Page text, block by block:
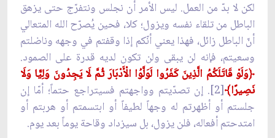
لكن لا بدّ من العمل. ليس الأمر أن نجلس ونتفرّج حتى يزهق
الباطل من تلقاء نفسه ويزول؛ كلا، فحين يُصرّح الله المتعالي
أنّ الباطل زائل، فهذا يعني أنّكم إذا وقفتم في وجهه وناضلتم
وسعيتم، فإنه لن يبقى ولن تكون لديه قدرة على الصمود.
﴿وَلَوْ قَاتَلَكُمُ الَّذِينَ كَفَرُوا لَوَلَّوُا الْأَدْبَارَ ثُمَّ لَا يَجِدُونَ وَلِيًّا وَلَا
نَصِيرًا﴾
[2]. إن تصدّيتم وواجهتم فسيتراجع حتماً؛ أمّا إن
جلستم أو أظهرتم له وجهاً لطيفاً أو ابتسمتم أو هربتم أو
امتدحتم أفعاله، فلن يزول، بل سيزداد وقاحة يوماً بعد يوم.